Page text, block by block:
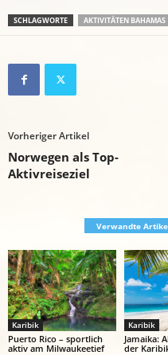
SCHLAGWORTE AKTIVITÄTEN BAHAMAS
Vorheriger Artikel
Norwegen als Top-
Aktivreiseziel
Verwandte
Karibik
Puerto Rico – sportlich
aktiv am Milwaukeetief
Karibik
Jamaika:
der